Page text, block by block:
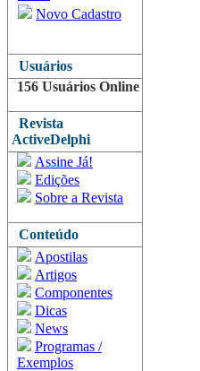
Novo Cadastro
Usuários
156 Usuários Online
Revista
ActiveDelphi
Assine Já!
Edições
Sobre a Revista
Conteúdo
Apostilas
Artigos
Componentes
Dicas
News
Programas /
Exemplos